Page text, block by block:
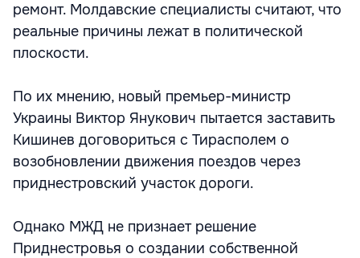
ремонт. Молдавские специалисты считают, что
реальные причины лежат в политической
плоскости.
По их мнению, новый премьер-министр
Украины Виктор Янукович пытается заставить
Кишинев договориться с Тирасполем о
возобновлении движения поездов через
приднестровский участок дороги.
Однако МЖД не признает решение
Приднестровья о создании собственной